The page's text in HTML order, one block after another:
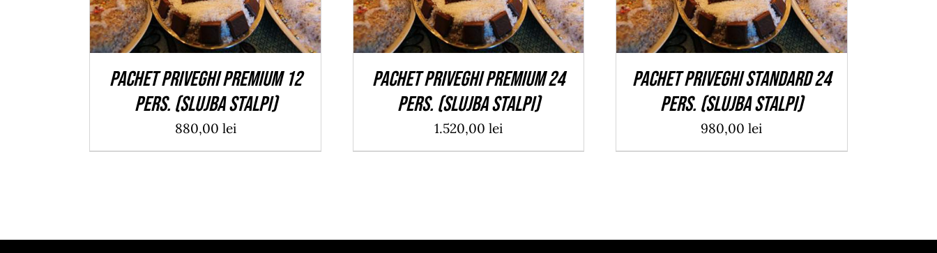
PACHET PRIVEGHI PREMIUM 12
pers. (Slujba Stalpi)
880,00 lei
PACHET PRIVEGHI PREMIUM 24
pers. (Slujba Stalpi)
1.520,00 lei
PACHET PRIVEGHI STANDARD 24
pers. (Slujba Stalpi)
980,00lei